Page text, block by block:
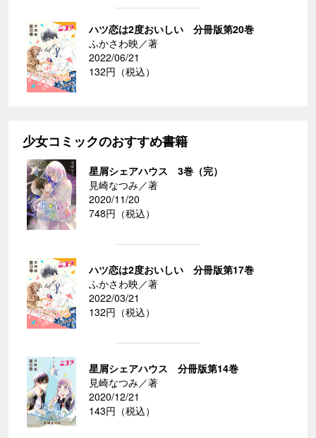
ハツ恋は2度おいしい 分冊版第20巻
ふかさわ映／著
2022/06/21
132円（税込）
少女コミックのおすすめ書籍
星屑シェアハウス 3巻（完）
見崎なつみ／著
2020/11/20
748円（税込）
ハツ恋は2度おいしい 分冊版第17巻
ふかさわ映／著
2022/03/21
132円（税込）
星屑シェアハウス 分冊版第14巻
見崎なつみ／著
2020/12/21
143円（税込）